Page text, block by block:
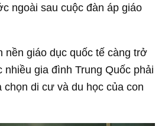
ngoài sau cuộc đàn áp giáo
nền giáo dục quốc tế càng trở
nhiều gia đình Trung Quốc phải
chọn di cư và du học của con